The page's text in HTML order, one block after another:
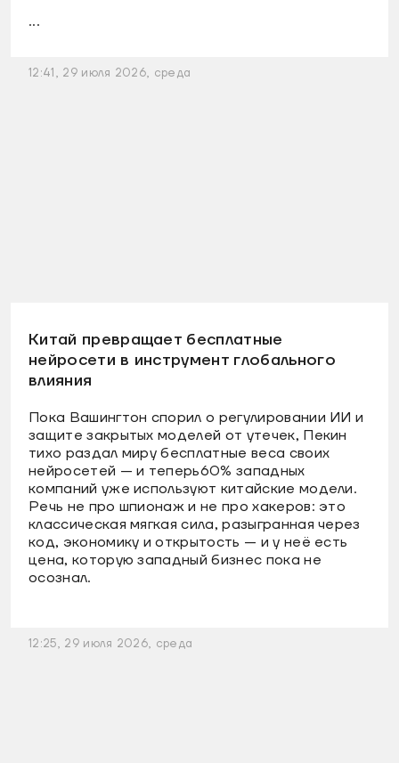
...
12:41, 29 июля 2026, среда
Китай превращает бесплатные
нейросети в инструмент глобального
влияния
Пока Вашингтон спорил о регулировании ИИ и
защите закрытых моделей от утечек, Пекин
тихо раздал миру бесплатные веса своих
нейросетей — и теперь60% западных
компаний уже используют китайские модели.
Речь не про шпионаж и не про хакеров: это
классическая мягкая сила, разыгранная через
код, экономику и открытость — и у неё есть
цена, которую западный бизнес пока не
осознал.
12:25, 29 июля 2026, среда